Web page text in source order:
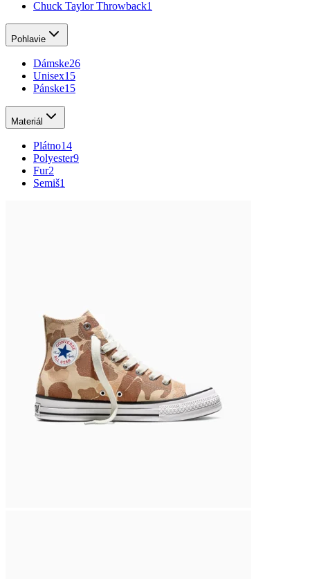
Chuck Taylor Throwback1
Pohlavie
Dámske26
Unisex15
Pánske15
Materiál
Plátno14
Polyester9
Fur2
Semiš1